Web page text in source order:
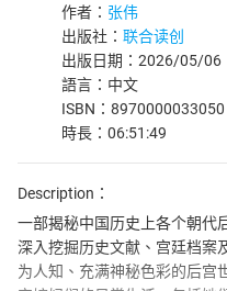
作者： 张伟
出版社： 联合读创
出版日期：2026/05/06
語言：中文
ISBN：8970000033050
時長：06:51:49
Description：
一部揭秘中国历史上各个朝代
深入挖掘历史文献、宫廷档案
为人知、充满神秘色彩的后宫